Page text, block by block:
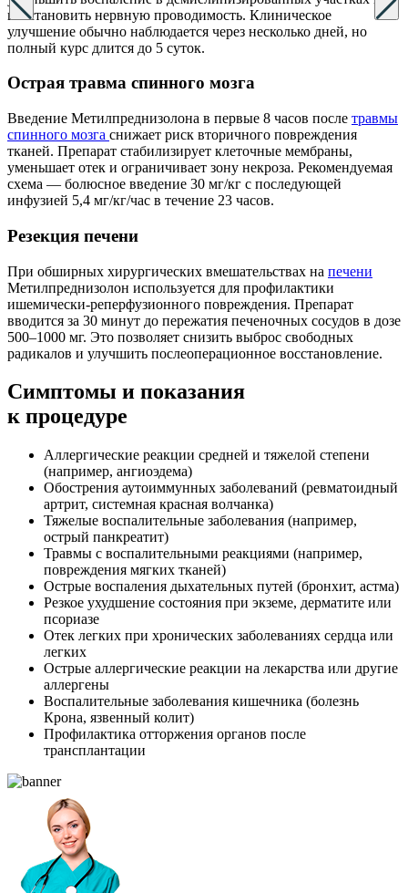
восстановить нервную проводимость. Клиническое
улучшение обычно наблюдается через несколько дней, но
полный курс длится до 5 суток.
Острая травма спинного мозга
Введение Метилпреднизолона в первые 8 часов после травмы
спинного мозга снижает риск вторичного повреждения
тканей. Препарат стабилизирует клеточные мембраны,
уменьшает отек и ограничивает зону некроза. Рекомендуемая
схема — болюсное введение 30 мг/кг с последующей
инфузией 5,4 мг/кг/час в течение 23 часов.
Резекция печени
При обширных хирургических вмешательствах на печени
Метилпреднизолон используется для профилактики
ишемически-реперфузионного повреждения. Препарат
вводится за 30 минут до пережатия печеночных сосудов в дозе
500–1000 мг. Это позволяет снизить выброс свободных
радикалов и улучшить послеоперационное восстановление.
Симптомы и показания
к процедуре
Аллергические реакции средней и тяжелой степени
(например, ангиоэдема)
Обострения аутоиммунных заболеваний (ревматоидный
артрит, системная красная волчанка)
Тяжелые воспалительные заболевания (например,
острый панкреатит)
Травмы с воспалительными реакциями (например,
повреждения мягких тканей)
Острые воспаления дыхательных путей (бронхит, астма)
Резкое ухудшение состояния при экземе, дерматите или
псориазе
Отек легких при хронических заболеваниях сердца или
легких
Острые аллергические реакции на лекарства или другие
аллергены
Воспалительные заболевания кишечника (болезнь
Крона, язвенный колит)
Профилактика отторжения органов после
трансплантации